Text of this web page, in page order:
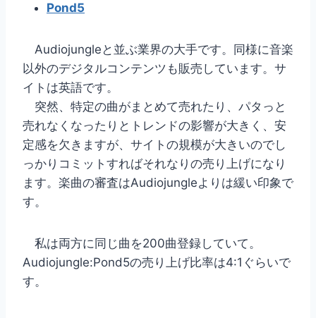
Pond5
Audiojungleと並ぶ業界の大手です。同様に音楽
以外のデジタルコンテンツも販売しています。サ
イトは英語です。
突然、特定の曲がまとめて売れたり、パタっと
売れなくなったりとトレンドの影響が大きく、安
定感を欠きますが、サイトの規模が大きいのでし
っかりコミットすればそれなりの売り上げになり
ます。楽曲の審査はAudiojungleよりは緩い印象で
す。
私は両方に同じ曲を200曲登録していて。
Audiojungle:Pond5の売り上げ比率は4:1ぐらいで
す。